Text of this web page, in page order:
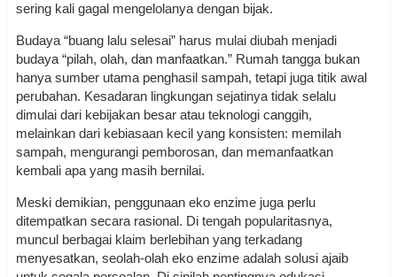
sering kali gagal mengelolanya dengan bijak.
Budaya “buang lalu selesai” harus mulai diubah menjadi
budaya “pilah, olah, dan manfaatkan.” Rumah tangga bukan
hanya sumber utama penghasil sampah, tetapi juga titik awal
perubahan. Kesadaran lingkungan sejatinya tidak selalu
dimulai dari kebijakan besar atau teknologi canggih,
melainkan dari kebiasaan kecil yang konsisten: memilah
sampah, mengurangi pemborosan, dan memanfaatkan
kembali apa yang masih bernilai.
Meski demikian, penggunaan eko enzime juga perlu
ditempatkan secara rasional. Di tengah popularitasnya,
muncul berbagai klaim berlebihan yang terkadang
menyesatkan, seolah-olah eko enzime adalah solusi ajaib